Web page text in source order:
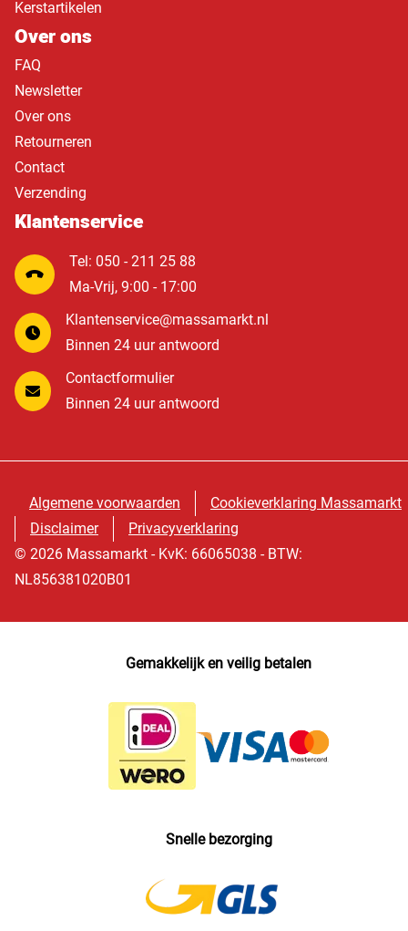
Kerstartikelen
Over ons
FAQ
Newsletter
Over ons
Retourneren
Contact
Verzending
Klantenservice
Tel: 050 - 211 25 88
Ma-Vrij, 9:00 - 17:00
Klantenservice@massamarkt.nl
Binnen 24 uur antwoord
Contactformulier
Binnen 24 uur antwoord
Algemene voorwaarden
Cookieverklaring Massamarkt
Disclaimer
Privacyverklaring
© 2026 Massamarkt - KvK: 66065038 - BTW:
NL856381020B01
Gemakkelijk en veilig betalen
Snelle bezorging